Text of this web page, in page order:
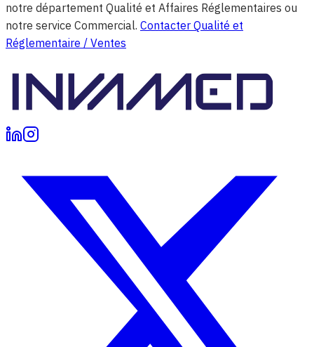
notre département Qualité et Affaires Réglementaires ou
notre service Commercial. Contacter Qualité et
Réglementaire / Ventes